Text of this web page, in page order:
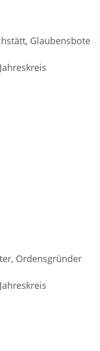
Glaubensbote
Ordensgründer